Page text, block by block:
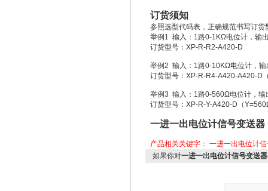
订货须知
参照选型代码表，正确规范书写订货
举例1 输入：1路0-1KΩ电位计，输
订货型号：XP-R-R2-A420-D
举例2 输入：1路0-10KΩ电位计，
订货型号：XP-R-R4-A420-A420-D
举例3 输入：1路0-560Ω电位计，
订货型号：XP-R-Y-A420-D（
一进一出电位计信号变送器
产品相关关键字： 一进一出电位计
如果你对一进一出电位计信号变送器